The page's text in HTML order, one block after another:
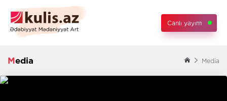
Canlı yayım
Media Media